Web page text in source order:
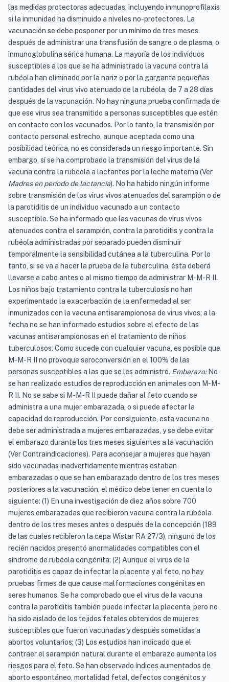
las medidas protectoras adecuadas, incluyendo inmunoprofilaxis
si la inmunidad ha disminuido a niveles no-protectores. La
vacunación se debe posponer por un mínimo de tres meses
después de administrar una transfusión de sangre o de plasma, o
inmunoglobulina sérica humana. La mayoría de los individuos
susceptibles a los que se ha administrado la vacuna contra la
rubéola han eliminado por la nariz o por la garganta pequeñas
cantidades del virus vivo atenuado de la rubéola, de 7 a 28 días
después de la vacunación. No hay ninguna prueba confirmada de
que ese virus sea transmitido a personas susceptibles que estén
en contacto con los vacunados. Por lo tanto, la transmisión por
contacto personal estrecho, aunque aceptada como una
posibilidad teórica, no es considerada un riesgo importante. Sin
embargo, sí se ha comprobado la transmisión del virus de la
vacuna contra la rubéola a lactantes por la leche materna (Ver
Madres en período de lactancia). No ha habido ningún informe
sobre transmisión de los virus vivos atenuados del sarampión o de
la parotiditis de un individuo vacunado a un contacto
susceptible. Se ha informado que las vacunas de virus vivos
atenuados contra el sarampión, contra la parotiditis y contra la
rubéola administradas por separado pueden disminuir
temporalmente la sensibilidad cutánea a la tuberculina. Por lo
tanto, si se va a hacer la prueba de la tuberculina, ésta deberá
llevarse a cabo antes o al mismo tiempo de administrar M-M-R II.
Los niños bajo tratamiento contra la tuberculosis no han
experimentado la exacerbación de la enfermedad al ser
inmunizados con la vacuna antisarampionosa de virus vivos; a la
fecha no se han informado estudios sobre el efecto de las
vacunas antisarampionosas en el tratamiento de niños
tuberculosos. Como sucede con cualquier vacuna, es posible que
M-M-R II no provoque seroconversión en el 100% de las
personas susceptibles a las que se les administró. Embarazo: No
se han realizado estudios de reproducción en animales con M-M-
R II. No se sabe si M-M-R II puede dañar al feto cuando se
administra a una mujer embarazada, o si puede afectar la
capacidad de reproducción. Por consiguiente, esta vacuna no
debe ser administrada a mujeres embarazadas, y se debe evitar
el embarazo durante los tres meses siguientes a la vacunación
(Ver Contraindicaciones). Para aconsejar a mujeres que hayan
sido vacunadas inadvertidamente mientras estaban
embarazadas o que se han embarazado dentro de los tres meses
posteriores a la vacunación, el médico debe tener en cuenta lo
siguiente: (1) En una investigación de diez años sobre 700
mujeres embarazadas que recibieron vacuna contra la rubéola
dentro de los tres meses antes o después de la concepción (189
de las cuales recibieron la cepa Wistar RA 27/3), ninguno de los
recién nacidos presentó anormalidades compatibles con el
síndrome de rubéola congénita; (2) Aunque el virus de la
parotiditis es capaz de infectar la placenta y al feto, no hay
pruebas firmes de que cause malformaciones congénitas en
seres humanos. Se ha comprobado que el virus de la vacuna
contra la parotiditis también puede infectar la placenta, pero no
ha sido aislado de los tejidos fetales obtenidos de mujeres
susceptibles que fueron vacunadas y después sometidas a
abortos voluntarios; (3) Los estudios han indicado que el
contraer el sarampión natural durante el embarazo aumenta los
riesgos para el feto. Se han observado índices aumentados de
aborto espontáneo, mortalidad fetal, defectos congénitos y